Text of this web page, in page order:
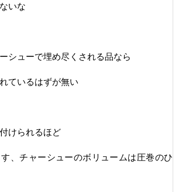
いな
シューで埋め尽くされる品なら
ているはずが無い
けられるほど
、チャーシューのボリュームは圧巻のひ